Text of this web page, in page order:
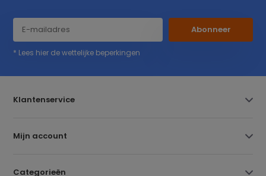
Abonneer
* Lees hier de wettelijke beperkingen
Klantenservice
Mijn account
Categorieën